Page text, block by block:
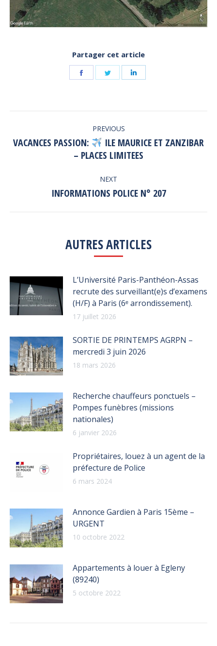
Partager cet article
Share
Share
NAVIGATION PREVIOUS
Previous
post:
VACANCES PASSION:
ILE MAURICE ET ZANZIBAR
– PLACES LIMITEES
NEXT
Next
INFORMATIONS POLICE N° 207
AUTRES ARTICLES
L’Université Paris-Panthéon-Assas
recrute des surveillant(e)s d’examens
(H/F) à Paris (6ᵉ arrondissement).
17 juillet 2026
SORTIE DE PRINTEMPS AGRPN –
mercredi 3 juin 2026
18 mars 2026
Recherche chauffeurs ponctuels –
Pompes funèbres (missions
nationales)
6 janvier 2026
Propriétaires, louez à un agent de la
préfecture de Police
6 mars 2024
Annonce Gardien à Paris 15ème –
URGENT
10 octobre 2022
Appartements à louer à Egleny
(89240)
5 octobre 2022